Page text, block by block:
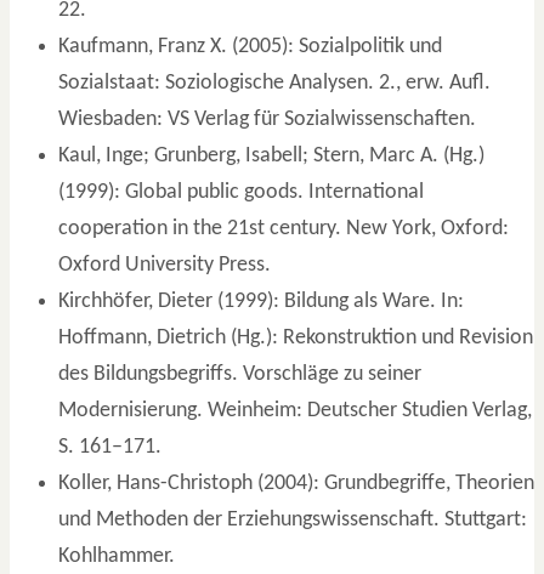
22.
Kaufmann, Franz X. (2005): Sozialpolitik und
Sozialstaat: Soziologische Analysen. 2., erw. Aufl.
Wiesbaden: VS Verlag für Sozialwissenschaften.
Kaul, Inge; Grunberg, Isabell; Stern, Marc A. (Hg.)
(1999): Global public goods. International
cooperation in the 21st century. New York, Oxford:
Oxford University Press.
Kirchhöfer, Dieter (1999): Bildung als Ware. In:
Hoffmann, Dietrich (Hg.): Rekonstruktion und Revision
des Bildungsbegriffs. Vorschläge zu seiner
Modernisierung. Weinheim: Deutscher Studien Verlag,
S. 161–171.
Koller, Hans-Christoph (2004): Grundbegriffe, Theorien
und Methoden der Erziehungswissenschaft. Stuttgart:
Kohlhammer.